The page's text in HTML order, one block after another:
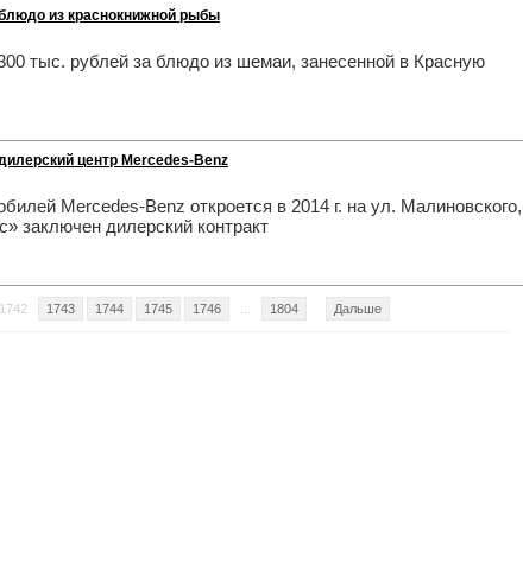
из краснокнижной рыбы
тыс. рублей за блюдо из шемаи, занесенной в Красную
центр Mercedes-Benz
Mercedes-Benz откроется в 2014 г. на ул. Малиновского,
заключен дилерский контракт
1742 1743 1744 1745 1746 1804 Дальше